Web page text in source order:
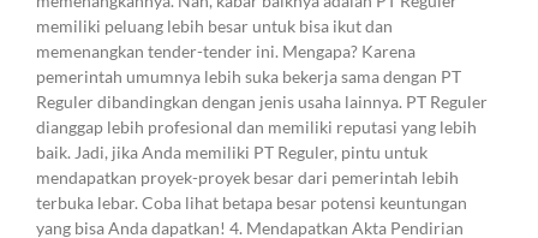
memiliki peluang lebih besar untuk bisa ikut dan
memenangkan tender-tender ini. Mengapa? Karena
pemerintah umumnya lebih suka bekerja sama dengan PT
Reguler dibandingkan dengan jenis usaha lainnya. PT Reguler
dianggap lebih profesional dan memiliki reputasi yang lebih
baik. Jadi, jika Anda memiliki PT Reguler, pintu untuk
mendapatkan proyek-proyek besar dari pemerintah lebih
terbuka lebar. Coba lihat betapa besar potensi keuntungan
yang bisa Anda dapatkan! 4. Mendapatkan Akta Pendirian